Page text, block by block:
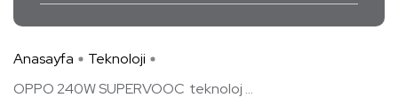
Anasayfa
Teknoloji
OPPO 240W SUPERVOOC teknoloj ...